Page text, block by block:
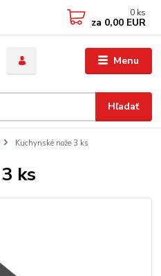
Menu
Hľadať
0 ks
za 0,00 EUR
Kuchynské nože 3 ks
ks